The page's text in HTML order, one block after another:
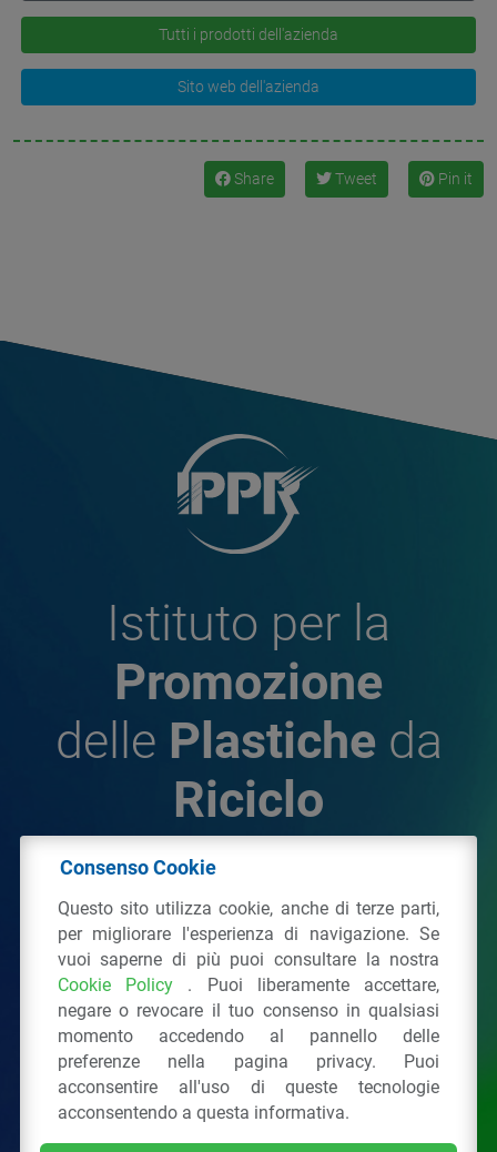
Tutti i prodotti dell'azienda
Sito web dell'azienda
Share Tweet Pin it
Istituto per la
Promozione
delle Plastiche da
Riciclo
Plastiche da Riciclo
C.F. 97381090154
Via San Vittore 36 20123Milano (MI)
Tel.: 02 43928225.
Tutti i diritti riservati Privacy Policy &Cookie
Consenso Cookie
Questo sito utilizza cookie, anche di terze parti,
per migliorare l'esperienza di navigazione. Se
vuoi saperne di più puoi consultare la nostra
Cookie Policy . Puoi liberamente accettare,
negare o revocare il tuo consenso in qualsiasi
momento accedendo al pannello delle
preferenze nella pagina privacy. Puoi
acconsentire all'uso di queste tecnologie
acconsentendo a questa informativa.